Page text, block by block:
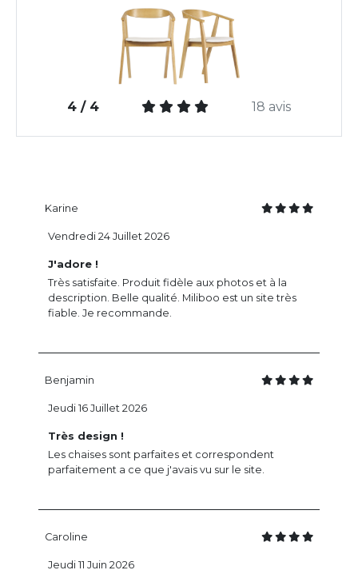
4 / 4 18 avis
Karine
J'adore !
Très satisfaite. Produit fidèle aux photos et à la
description. Belle qualité. Miliboo est un site très
fiable. Je recommande.
Vendredi 24 Juillet 2026
Benjamin
Très design !
Les chaises sont parfaites et correspondent
parfaitement a ce que j'avais vu sur le site.
Jeudi 16 Juillet 2026
Caroline
Jeudi 11 Juin 2026